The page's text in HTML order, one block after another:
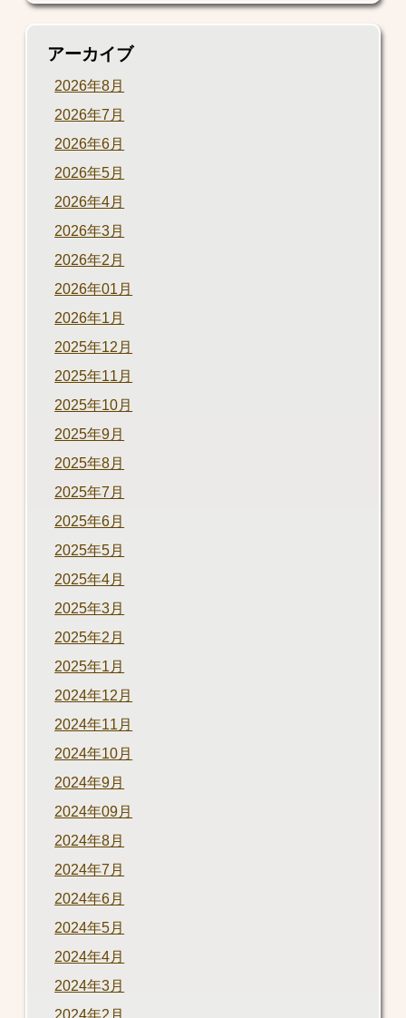
アーカイブ
2026年8月
2026年7月
2026年6月
2026年5月
2026年4月
2026年3月
2026年2月
2026年01月
2026年1月
2025年12月
2025年11月
2025年10月
2025年9月
2025年8月
2025年7月
2025年6月
2025年5月
2025年4月
2025年3月
2025年2月
2025年1月
2024年12月
2024年11月
2024年10月
2024年9月
2024年09月
2024年8月
2024年7月
2024年6月
2024年5月
2024年4月
2024年3月
2024年2月